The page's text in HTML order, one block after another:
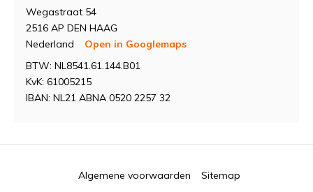
Wegastraat 54
2516 AP DEN HAAG
Nederland
Open in Googlemaps
BTW: NL8541.61.144.B01
KvK: 61005215
IBAN: NL21 ABNA 0520 2257 32
Algemene voorwaarden Sitemap